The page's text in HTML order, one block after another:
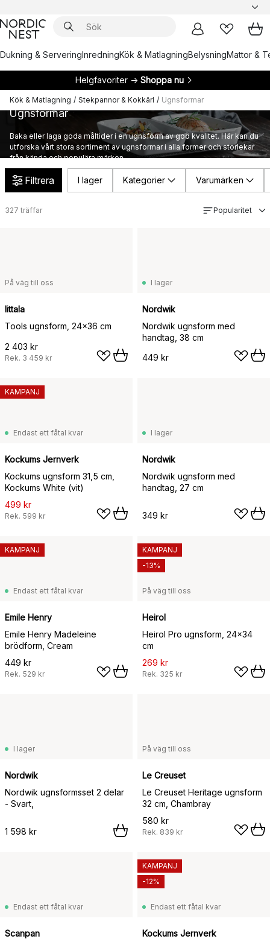
Dukning & ServeringInredningKök & MatlagningBelysningMattor &
Helgfavoriter → Shoppa nu
Kök & Matlagning / Stekpannor & Kokkärl / Ugnsformar
Ugnsformar
Baka eller laga goda måltider i en ugnsform av god kvalitet. Här kan du
utforska vårt stora sortiment av ugnsformar i alla former och storlekar
från kända och populära märken.
Filtrera I lager Kategorier Varumärken
327 träffar Popularitet
På väg till oss
Iittala
Tools ugnsform, 24x36 cm
2 403 kr
Rek. 3 459 kr
I lager
Nordwik
Nordwik ugnsform med
handtag, 38 cm
449 kr
Endast ett fåtal kvar
Kockums Jernverk
Kockums ugnsform 31,5 cm,
Kockums White (vit)
499 kr
Rek. 599 kr
KAMPANJ
I lager
Nordwik
Nordwik ugnsform med
handtag, 27 cm
349 kr
Endast ett fåtal kvar
Emile Henry
Emile Henry Madeleine
brödform, Cream
449 kr
Rek. 529 kr
KAMPANJ
På väg till oss
Heirol
Heirol Pro ugnsform, 24x34
cm
269 kr
Rek. 325 kr
KAMPANJ
-13%
I lager
Nordwik
Nordwik ugnsformsset 2 delar
- Svart,
1 598 kr
På väg till oss
Le Creuset
Le Creuset Heritage ugnsform
32 cm, Chambray
580 kr
Rek. 839 kr
Endast ett fåtal kvar
Scanpan
Endast ett fåtal kvar
Kockums Jernverk
KAMPANJ
-12%